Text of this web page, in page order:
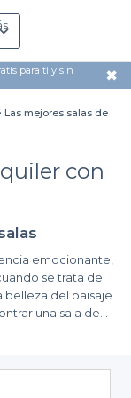
para ti y sin ✖
Las mejores salas de
con
emocionante,
se trata de
belleza del paisaje
una sala de
en una
un entorno único y
para todos los
tu búsqueda
salas con